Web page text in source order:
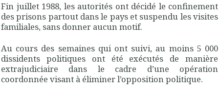
Fin juillet 1988, les autorités ont décidé le confinement
des prisons partout dans le pays et suspendu les visites
familiales, sans donner aucun motif.
Au cours des semaines qui ont suivi, au moins 5 000
dissidents politiques ont été exécutés de manière
extrajudiciaire dans le cadre d’une opération
coordonnée visant à éliminer l’opposition politique.